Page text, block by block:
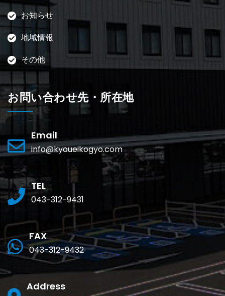
お知らせ
地域情報
その他
お問い合わせ先・所在地
Email
info@kyoueikogyo.com
TEL
043-312-9431
FAX
043-312-9432
Address